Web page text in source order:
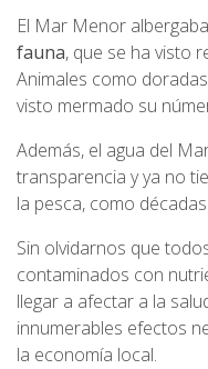
El Mar Menor
fauna, que se ha visto
Animales como
visto mermado su
Además, el agua del
transparencia y ya no
la pesca, como
Sin olvidarnos que
contaminados con
llegar a afectar a la
innumerables efectos
la economía local.